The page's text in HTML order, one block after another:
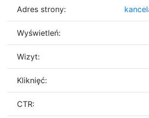
Adres strony:
Wyświetleń:
Wizyt:
Kliknięć:
CTR: